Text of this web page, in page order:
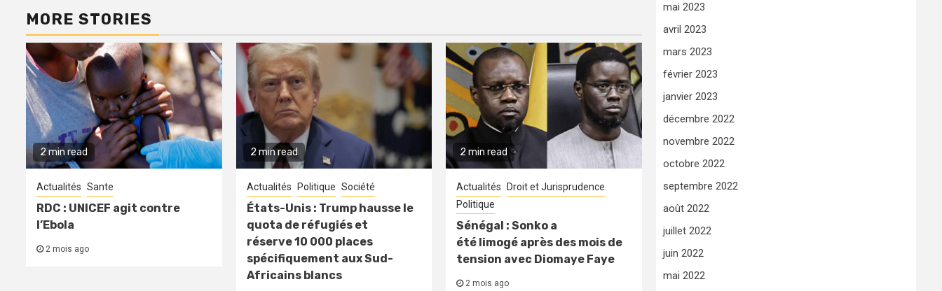
MORE STORIES
2 min read
Actualités Sante
RDC : UNICEF agit contre
l’Ebola
2 mois ago
2 min read
Actualités Politique Société
États-Unis : Trump hausse le
quota de réfugiés et
réserve 10 000 places
spécifiquement aux Sud-
Africains blancs
2 min read
Actualités
Droit et Jurisprudence
Politique
Sénégal : Sonko a
été limogé après des mois de
tension avec Diomaye Faye
2 mois ago
mai 2023
avril 2023
mars 2023
février 2023
janvier 2023
décembre 2022
novembre 2022
octobre 2022
septembre 2022
août 2022
juillet 2022
juin 2022
mai 2022